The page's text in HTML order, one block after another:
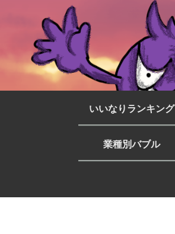
いいなりランキング
業種別バブル